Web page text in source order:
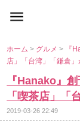
ホーム> グルメ>
『
店」「台湾」「鎌倉
『Hanako』
「喫茶店」「
2019-03-26 22:49